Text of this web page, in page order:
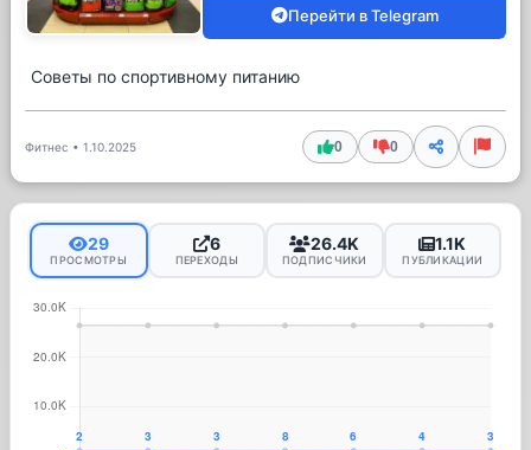
Перейти в Telegram
Советы по спортивному питанию
Фитнес • 1.10.2025 0 0
29
ПРОСМОТРЫ
6
ПЕРЕХОДЫ
26.4K
ПОДПИСЧИКИ
1.1K
ПУБЛИКАЦИИ